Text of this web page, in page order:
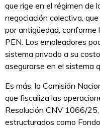
que rige en el régimen de
negociación colectiva,
por antigüedad, conforme
PEN. Los empleadores
sistema privado a su
asegurarse en el sistema
Es más, la Comisión
que fiscaliza las
Resolución CNV 1066/25,
estructurados como